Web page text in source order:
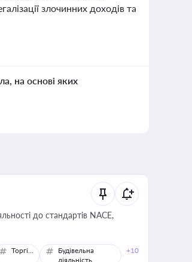
злочинних доходів та
на основі яких
до стандартів NACE,
Торгівля
Будівельна
діяльність
+10